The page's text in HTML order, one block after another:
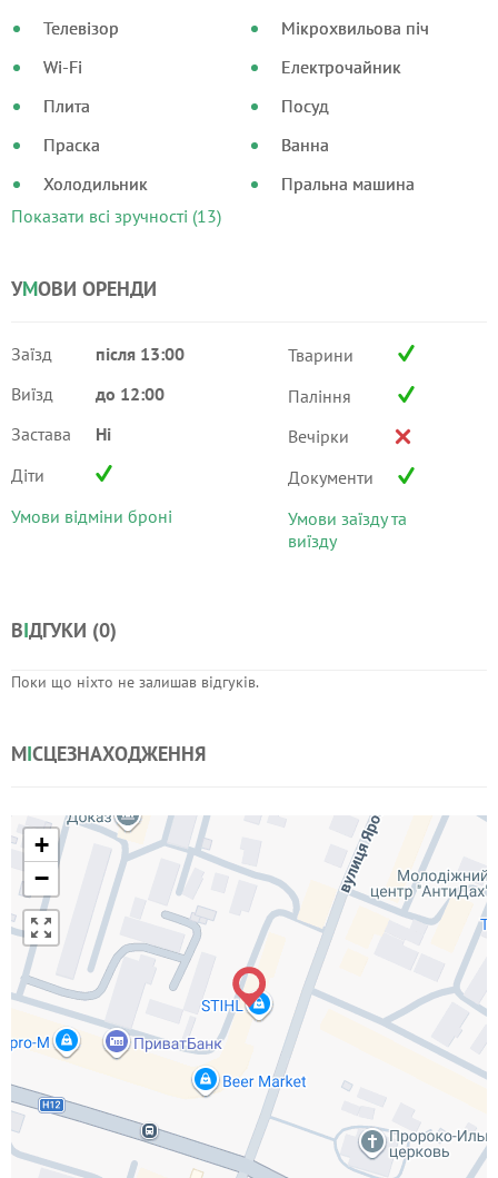
Телевізор
Wi-Fi
Плита
Праска
Холодильник
Мікрохвильова піч
Електрочайник
Посуд
Ванна
Пральна машина
Показати всі зручності (13)
УМОВИ ОРЕНДИ
Заїзд
після 13:00
Виїзд
до 12:00
Застава
Ні
Діти
Умови відміни броні
Тварини
Паління
Вечірки
Документи
Умови заїзду та
виїзду
ВІДГУКИ (0)
Поки що ніхто не залишав відгуків.
МІСЦЕЗНАХОДЖЕННЯ
+
−